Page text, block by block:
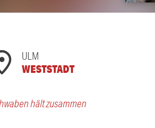
ULM
WESTSTADT
hält zusammen